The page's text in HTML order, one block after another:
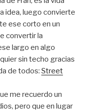
idea, luego convierte
ese corto en un
convertir la
largo en algo
sin techo gracias
de todos: Street
me recuerdo un
pero que en lugar